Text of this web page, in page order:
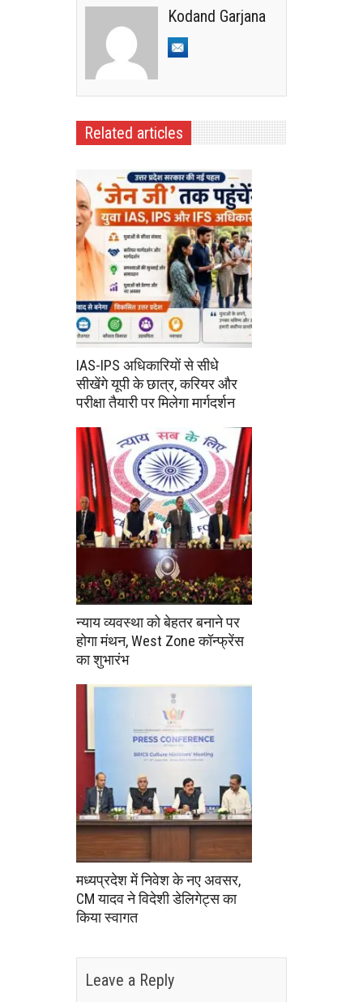
Kodand Garjana
Related articles
IAS-IPS अधिकारियों से सीधे
सीखेंगे यूपी के छात्र, करियर और
परीक्षा तैयारी पर मिलेगा मार्गदर्शन
न्याय व्यवस्था को बेहतर बनाने पर
होगा मंथन, West Zone कॉन्फ्रेंस
का शुभारंभ
मध्यप्रदेश में निवेश के नए अवसर,
CM यादव ने विदेशी डेलिगेट्स का
किया स्वागत
Leave a Reply